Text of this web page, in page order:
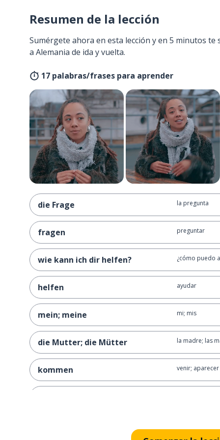
Resumen de la lección
Sumérgete ahora en esta lección y en 5 minutos
a Alemania de ida y vuelta.
17 palabras/frases para aprender
die Frage la pregunta
fragen preguntar
wie kann ich dir helfen? ¿cómo puedo
helfen ayudar
mein; meine mi; mis
die Mutter; die Mütter la madre; las
kommen venir; aparecer